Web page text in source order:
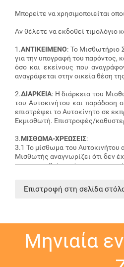
Μπορείτε να χρησιμοποιείται
Αν θέλετε να εκδοθεί τιμολόγιο
1.ΑΝΤΙΚΕΙΜΕΝΟ: Το Μισθωτήριο
για την υπογραφή του παρόντος,
όσο και εκείνους που
αναγράφεται στην οικεία θέση
2.ΔΙΑΡΚΕΙΑ: Η διάρκεια του
του Αυτοκινήτου και παράδοση
επιστρέψει το Αυτοκίνητο σε
Εκμισθωτή. Επιστροφές/
3.ΜΙΣΘΩΜΑ-ΧΡΕΩΣΕΙΣ:
3.1 Το μίσθωμα του Αυτοκινήτου
Μισθωτής αναγνωρίζει ότι δεν
τροποποιηθεί μετά την
σε περίπτωση βλάβης/
3.3. Το μίσθωμα δεν
Επιστροφή στη σελίδα
Μηνιαία